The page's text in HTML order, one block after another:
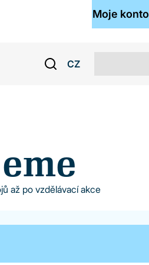
Moje konto
CZ
až po vzdělávací akce